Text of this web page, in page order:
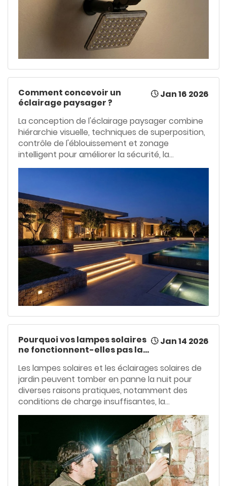
Comment concevoir un
éclairage paysager ?
Jan 16 2026
La conception de l'éclairage paysager combine
hiérarchie visuelle, techniques de superposition,
contrôle de l'éblouissement et zonage
intelligent pour améliorer la sécurité, la
fonctionnalité et l'esthétique tout en créant
Pourquoi vos lampes solaires
ne fonctionnent-elles pas la
Jan 14 2026
Les lampes solaires et les éclairages solaires de
jardin peuvent tomber en panne la nuit pour
diverses raisons pratiques, notamment des
conditions de charge insuffisantes, la
dégradation de la batterie, des interférences
avec les capteurs et des facteurs
environnementaux. Cet article explique
comment ces problèmes surviennent et
propose des solutions claires et efficaces pour
rétablir un éclairage extérieur fiable et améliorer
ses performances à long terme.